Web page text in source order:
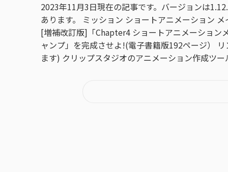
2023年11月3日現在の記事です。バージョンは
あります。 ミッション ショートアニメーション
[増補改訂版]「Chapter4 ショートア
ャンプ」を完成させよ!(電子書籍版192ページ）
ます) クリップスタジオのアニメーション作成ツ